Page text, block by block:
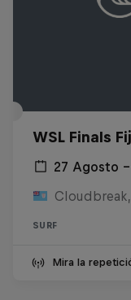
WSL Finals
27 Agosto
SURF
Mira la